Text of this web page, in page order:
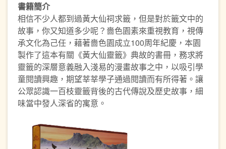
書籍簡介
相信不少人都到過黃大仙祠求籤，但是對於籤文中的
故事，你又知道多少呢？嗇色園素來重視教育，視傳
承文化為己任，藉著嗇色園成立100周年紀慶，本園
製作了這本有關《黃大仙靈籤》典故的書冊，務求將
靈籤的深層意義融入淺易的漫畫故事之中，以吸引學
童閱讀興趣，期望莘莘學子通過閱讀而有所得著。讓
公眾認識一百枝靈籤背後的古代傳說及歷史故事，細
味當中發人深省的寓意。